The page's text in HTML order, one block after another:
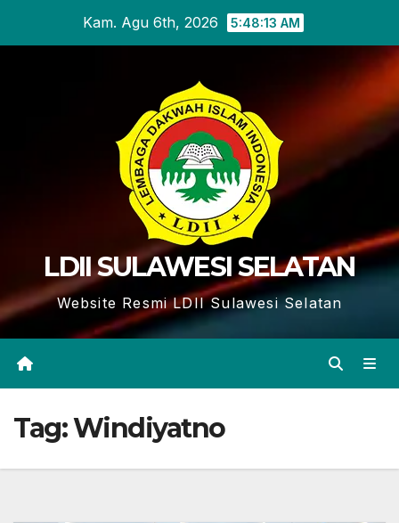
Kam. Agu 6th, 2026 5:48:14 AM
LDII SULAWESI SELATAN
Website Resmi LDII Sulawesi Selatan
Tag:Windiyatno